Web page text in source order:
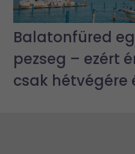
Balatonfüred
pezseg – ezért
csak hétvégére